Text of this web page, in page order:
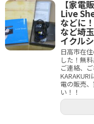
【家電
Live
などに
など埼
イクル
日高市在
した！無
ご連絡、
電の販売
い！！